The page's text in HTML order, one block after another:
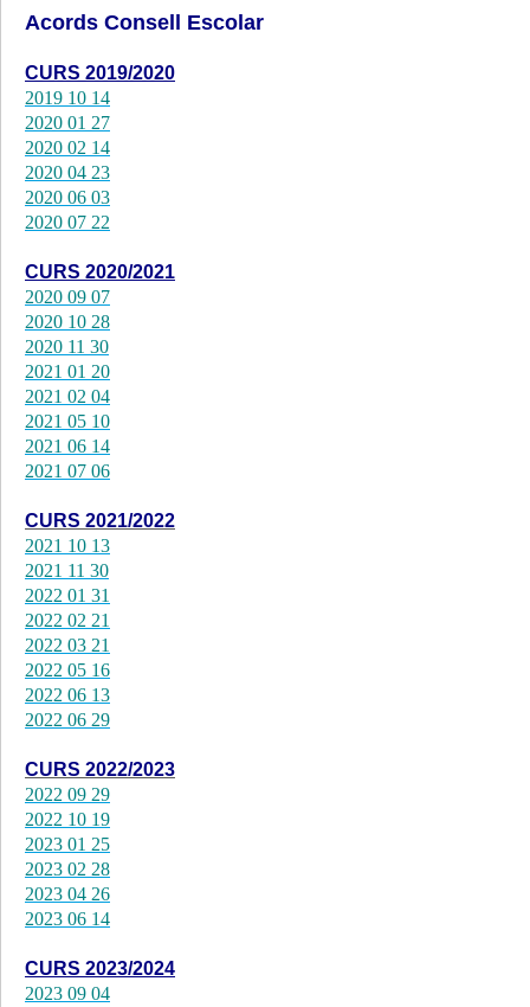
Acords Consell Escolar
CURS 2019/2020
2019 10 14
2020 01 27
2020 02 14
2020 04 23
2020 06 03
2020 07 22
CURS 2020/2021
2020 09 07
2020 10 28
2020 11 30
2021 01 20
2021 02 04
2021 05 10
2021 06 14
2021 07 06
CURS 2021/2022
2021 10 13
2021 11 30
2022 01 31
2022 02 21
2022 03 21
2022 05 16
2022 06 13
2022 06 29
CURS 2022/2023
2022 09 29
2022 10 19
2023 01 25
2023 02 28
2023 04 26
2023 06 14
CURS 2023/2024
2023 09 04